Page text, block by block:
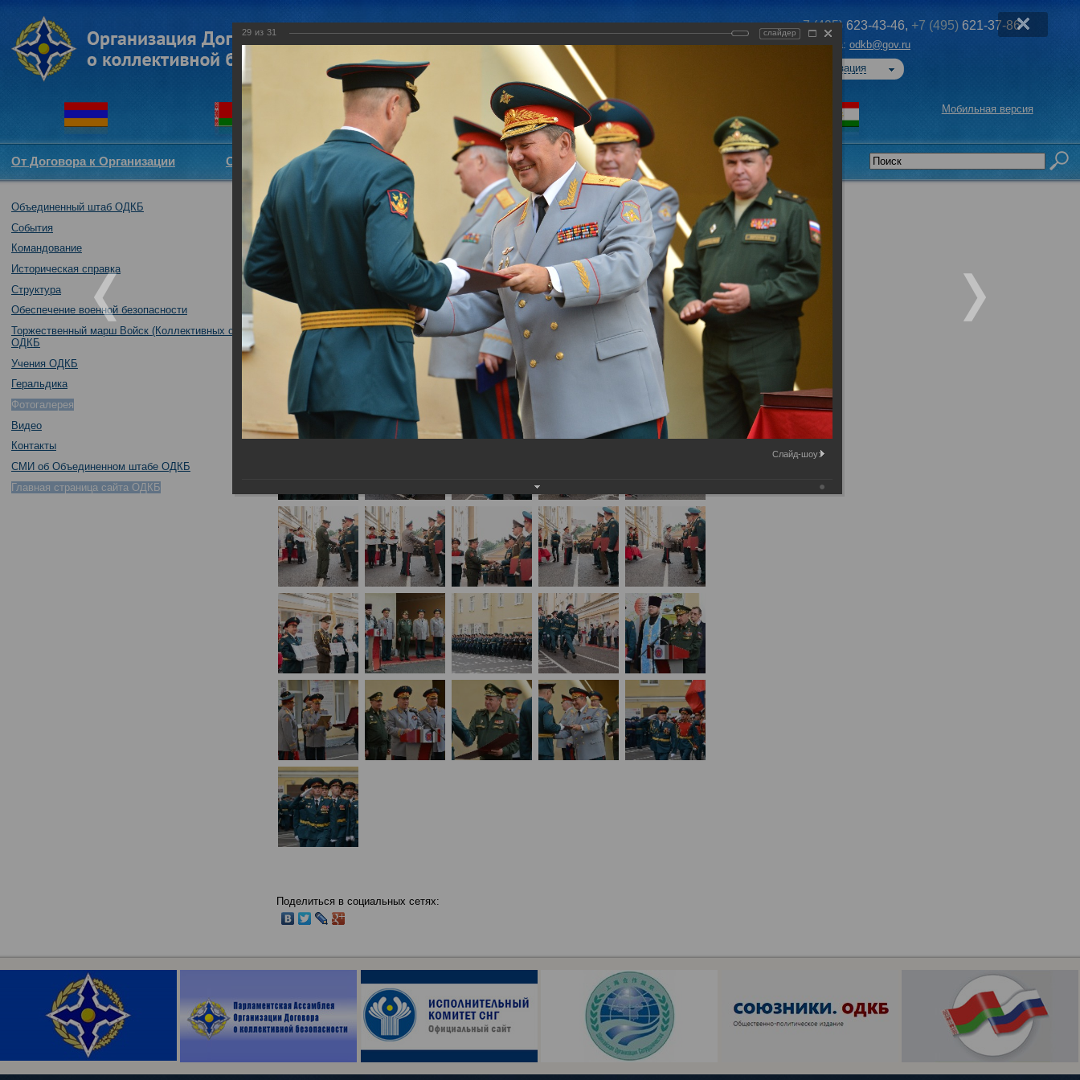
+7 (495) 623-43-46, +7 (495) 621-37-86
Эл. почта: odkb@gov.ru
Авторизация
Мобильная версия
От Договора к Организации Структура ОДКБ Новости Документы Аналитика Приоритеты председательства
Объединенный штаб ОДКБ
События
Командование
Историческая справка
Структура
Обеспечение военной безопасности
Торжественный марш Войск (Коллективных сил)
ОДКБ
Учения ОДКБ
Геральдика
Фотогалерея
Видео
Контакты
СМИ об Объединенном штабе ОДКБ
Главная страница сайта ОДКБ
Участие Объединенного штаба ОДКБ в мероприятиях, посвященных Дню знаний.
Поделиться в социальных сетях:
29 из 31 слайдер
Слайд-шоу: